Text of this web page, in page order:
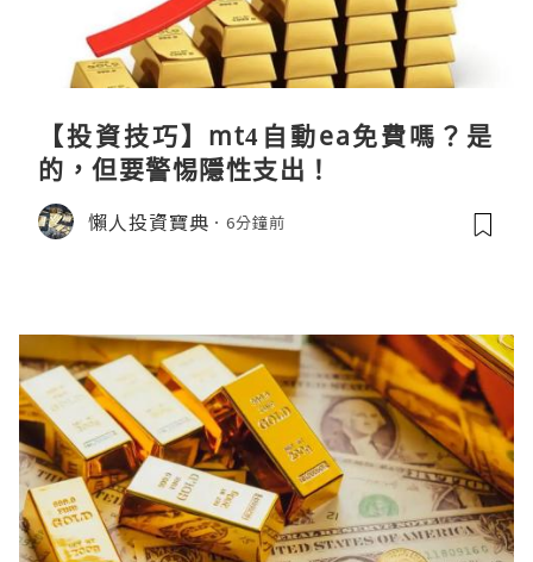
【投資技巧】mt4自動ea免費嗎？是
的，但要警惕隱性支出！
懶人投資寶典 6分鐘前